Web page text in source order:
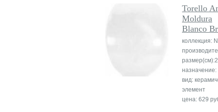
Torello
Moldura
Blanco
коллекция:
вид:
элемент
цена: 629